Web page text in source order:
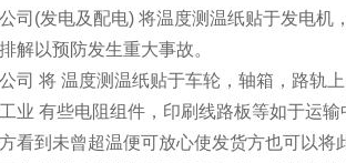
司(发电及配电) 将温度测温纸贴于发电
解以预防发生重大事故。
司 将 温度测温纸贴于车轮，轴箱，路轨
业 有些电阻组件，印刷线路板等如于运
看到未曾超温便可放心使发货方也可以将